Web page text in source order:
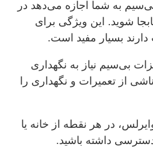
به شما اجازه می‌دهد در
شوید. این ویژگی برای
بسیار مفید است.
بی‌سیم نیاز به نگهداری
از تعمیرات و نگهداری را
در هر نقطه از خانه یا
داشته باشید.